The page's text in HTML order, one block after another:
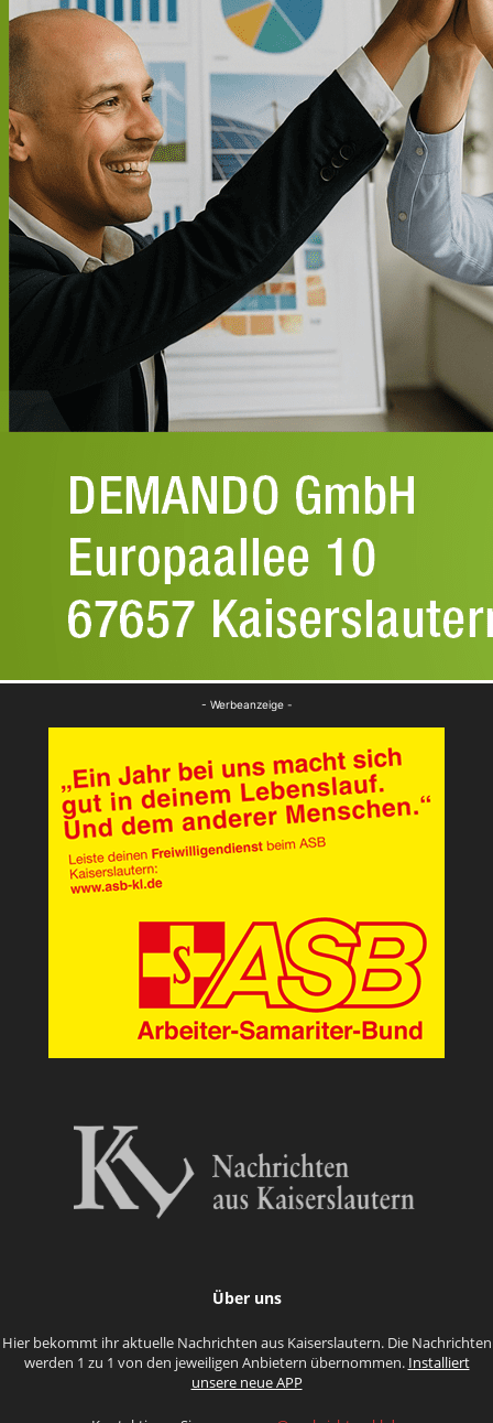
- Werbeanzeige -
Über uns
Hier bekommt ihr aktuelle Nachrichten aus Kaiserslautern. Die Nachrichten
werden 1 zu 1 von den jeweiligen Anbietern übernommen. Installiert
unsere neue APP